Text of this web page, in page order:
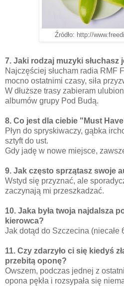
Źródło: http://
7. Jaki rodzaj muzyki słuchasz
Najczęściej słucham radia RMF
mocno ostatnimi czasy, siła
W dłuższe trasy zabieram
albumów grupy Pod Budą.
8. Co jest dla ciebie "Must
Płyn do spryskiwaczy, gąbka
sztyft do ust.
Gdy jadę w nowe miejsce,
9. Jak często sprzątasz swoje
Wstyd się przyznać, ale
zaczynają mi przeszkadzać.
10. Jaka była twoja najdalsza
kierowca?
Jak dotąd do Szczecina (niecałe
11. Czy zdarzyło ci się kiedyś
przebitą oponę?
Owszem, podczas jednej z
opona pękła i rozsypała się